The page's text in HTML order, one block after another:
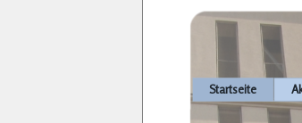
Navigation
überspringen
Startseite